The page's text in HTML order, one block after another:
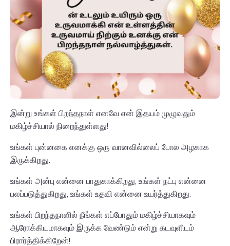
இன்று உங்கள் பிறந்தநாள் எனவே என் இதயம் முழுவதும்
மகிழ்ச்சியால் நிறைந்துள்ளது!
உங்கள் புன்னகை எனக்கு ஒரு வானவில்லைப் போல அழகாக
இருக்கிறது.
உங்கள் அன்பு என்னை பாதுகாக்கிறது, உங்கள் நட்பு என்னை
பலப்படுத்துகிறது, உங்கள் உதவி என்னை உயர்த்துகிறது.
உங்கள் பிறந்தநாளில் நீங்கள் எப்போதும் மகிழ்ச்சியாகவும்
ஆரோக்கியமாகவும் இருக்க வேண்டும் என்று கடவுளிடம்
பிரார்த்திக்கிறேன்!